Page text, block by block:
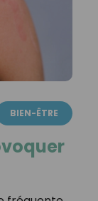
BIEN-ÊTRE